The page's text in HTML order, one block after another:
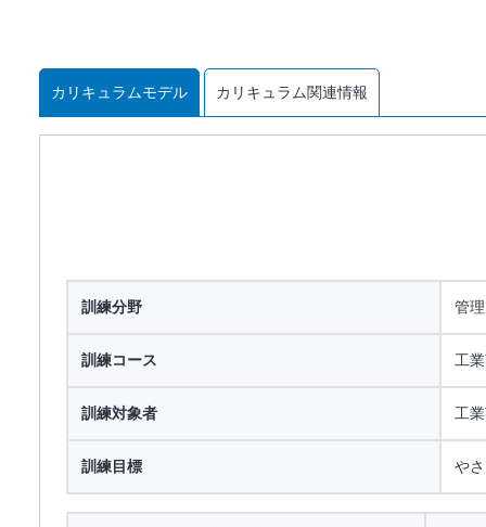
カリキュラムモデル カリキュラム関連情報
訓練分野 管
訓練コース 工
訓練対象者 工
訓練目標 や